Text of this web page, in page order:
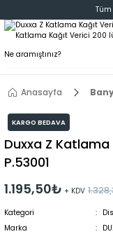
Tüm
Anasayfa
KARGO BEDAVA
Duxxa Z Katlama
P.53001
1.195,50₺ + KDV
Kategori
Marka